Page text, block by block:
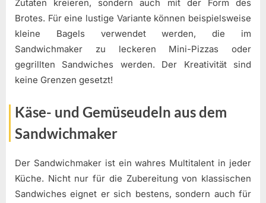
Zutaten kreieren, sondern auch mit der Form des
Brotes. Für eine lustige Variante können beispielsweise
kleine Bagels verwendet werden, die im
Sandwichmaker zu leckeren Mini-Pizzas oder
gegrillten Sandwiches werden. Der Kreativität sind
keine Grenzen gesetzt!
Käse- und Gemüseudeln aus dem
Sandwichmaker
Der Sandwichmaker ist ein wahres Multitalent in jeder
Küche. Nicht nur für die Zubereitung von klassischen
Sandwiches eignet er sich bestens, sondern auch für